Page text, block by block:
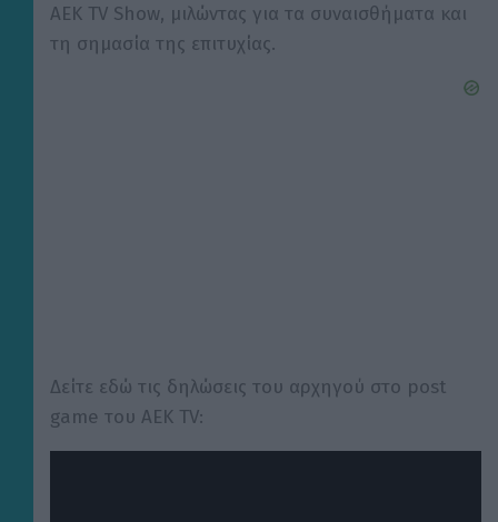
AEK TV Show, μιλώντας για τα συναισθήματα και
τη σημασία της επιτυχίας.
Δείτε εδώ τις δηλώσεις του αρχηγού στο post
game του ΑΕΚ TV: